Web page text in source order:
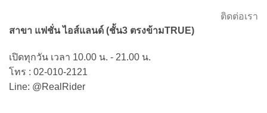
ติดต่อเรา
สาขา แฟชั่น ไอส์แลนด์ (ชั้น3 ตรงข้ามTRUE)
เปิดทุกวัน เวลา 10.00 น. - 21.00 น.
โทร : 02-010-2121
Line: @RealRider